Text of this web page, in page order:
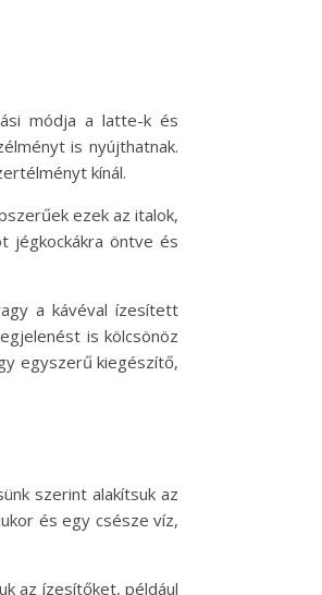
módja a latte-k és
is nyújthatnak.
kínál.
ezek az italok,
jégkockákra öntve és
a kávéval ízesített
is kölcsönöz
egyszerű kiegészítő,
szerint alakítsuk az
és egy csésze víz,
az ízesítőket, például